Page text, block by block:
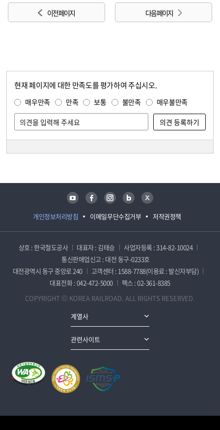
이전 페이지 다음 페이지
현재 페이지에 대한 만족도를 평가하여 주십시오.
매우만족 만족 보통 불만족 매우불만족
개인정보처리방침 이메일무단수집거부 저작권정책
유튜브 페이스북 인스타그램 블로그 트위터
상호 : 한국철도공사 대표자 : 김태승
사업자등록 : 314-82-10024
통신판매업신고 : 대전 동구-0233호
대전광역시 동구 중앙로 240
고객센터 : 1588-7788(이용료 : 발신자부담)
대표전화 : 042-472-5000
팩스 : 02-361-8385
COPYRIGHT ⓒ KOREA RAILROAD. ALL RIGHTS RESERVED.
계열사
관련사이트